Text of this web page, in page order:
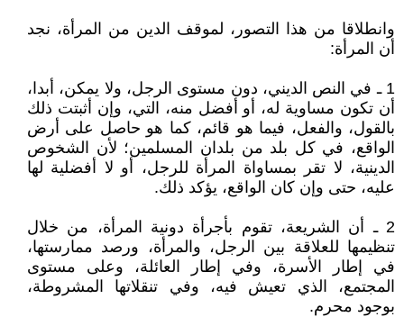
وانطلاقا من هذا التصور، لموقف الدين من المرأة، نجد
أن المرأة:
1 ـ في النص الديني، دون مستوى الرجل، ولا يمكن، أبدا،
أن تكون مساوية له، أو أفضل منه، التي، وإن أثبتت ذلك
بالقول، والفعل، فيما هو قائم، كما هو حاصل على أرض
الواقع، في كل بلد من بلدان المسلمين؛ لأن الشخوص
الدينية، لا تقر بمساواة المرأة للرجل، أو لا أفضلية لها
عليه، حتى وإن كان الواقع، يؤكد ذلك.
2 ـ أن الشريعة، تقوم بأجرأة دونية المرأة، من خلال
تنظيمها للعلاقة بين الرجل، والمرأة، ورصد ممارستها،
في إطار الأسرة، وفي إطار العائلة، وعلى مستوى
المجتمع، الذي تعيش فيه، وفي تنقلاتها المشروطة،
بوجود محرم.